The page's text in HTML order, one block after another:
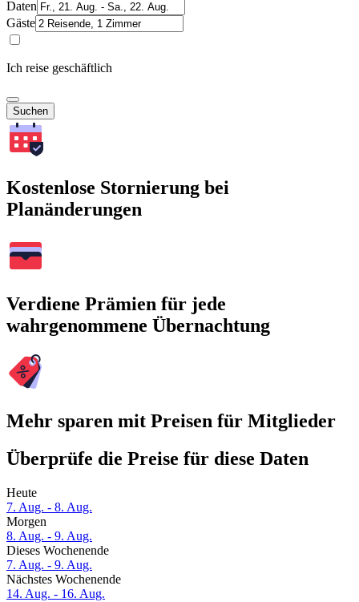
Daten
Gäste
Ich reise geschäftlich
Suchen
Kostenlose Stornierung bei
Planänderungen
Verdiene Prämien für jede
wahrgenommene Übernachtung
Mehr sparen mit Preisen für Mitglieder
Überprüfe die Preise für diese Daten
Heute
7. Aug. - 8. Aug.
Morgen
8. Aug. - 9. Aug.
Dieses Wochenende
7. Aug. - 9. Aug.
Nächstes Wochenende
14. Aug. - 16. Aug.